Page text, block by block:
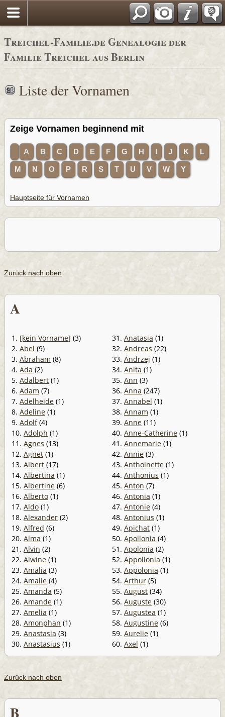
Adressbücher
Treichel-Familie.de Genealogie der
Familie Treichel aus Berlin
Liste der Vornamen
Zeige Vornamen beginnend mit
A B C D E F G H J K L
M N O P R S T U V W Y
Hauptseite für Vornamen
Zurück nach oben
A
1. [kein Vorname] (3)
2. Abel (9)
3. Abraham (8)
4. Ada (2)
5. Adalbert (1)
6. Adam (7)
7. Adelheide (1)
8. Adeline (1)
9. Adolf(4)
10. Adolph (1)
11. Agnes (13)
12. Agnet (1)
13. Albert (17)
14. Albertina (1)
15. Albertine (6)
16. Alberto (1)
17. Aldo (1)
18. Alexander (2)
19. Alfred (6)
20. Alma (1)
21. Alvin (2)
22. Alwine (1)
23. Amalia (3)
24. Amalie (4)
25. Amanda (5)
26. Amande (1)
27. Amelia (1)
28. Amonphan (1)
29. Anastasia (3)
30. Anastasius (1)
31. Anatasia (1)
32. Andreas (22)
33. Andrzej (1)
34. Anita (1)
35. Ann (3)
36. Anna (247)
37. Annabel (1)
38. Annam (1)
39. Anne (11)
40. Anne-Catherine (1)
41. Annemarie (1)
42. Annie (3)
43. Anthoinette (1)
44. Anthonius (1)
45. Anton (7)
46. Antonia (1)
47. Antonie (4)
48. Antonius (1)
49. Apichat (1)
50. Apollonia (4)
51. Apolonia (2)
52. Appollonia (1)
53. Appolonia (1)
54. Arthur (5)
55. August (34)
56. Auguste (30)
57. Augustea (1)
58. Augustine (6)
59. Aurelie (1)
60. Axel (1)
Zurück nach oben
B